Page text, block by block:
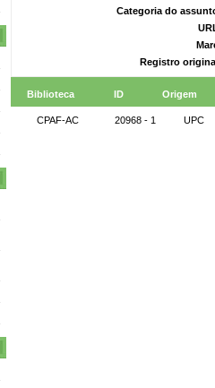
Categoria do
Registro
Biblioteca ID Origem
CPAF-AC 20968 - 1 UPC